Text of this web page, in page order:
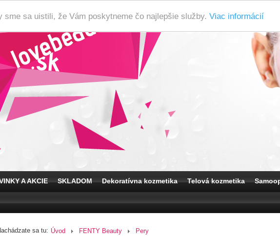
sa uistili, že Vám poskytneme čo najlepšie služby. Viac informácií
A AKCIE SKLADOM Dekoratívna kozmetika Telová kozmetika
sa tu: Úvod FENTY Beauty Pery